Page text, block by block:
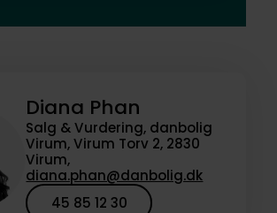
Diana Phan
Salg & Vurdering, danbolig
Virum, Virum Torv 2, 2830
Virum,
diana.phan@danbolig.dk
45 85 12 30